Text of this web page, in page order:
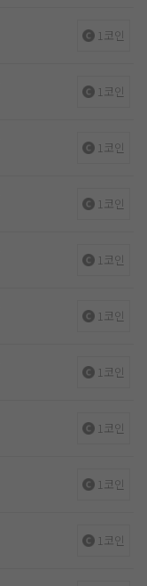
1코인
1코인
1코인
1코인
1코인
1코인
1코인
1코인
1코인
1코인